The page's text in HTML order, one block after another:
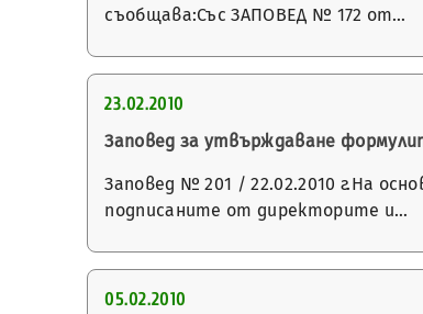
съобщава:Със ЗАПОВЕД № 172 от…
23.02.2010
Заповед за утвърждаване
Заповед № 201 / 22.02.2010 г.На
подписаните от директорите и…
05.02.2010